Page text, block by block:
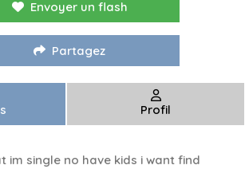
Envoyer un flash
Partagez
Profil
im single no have kids i want find